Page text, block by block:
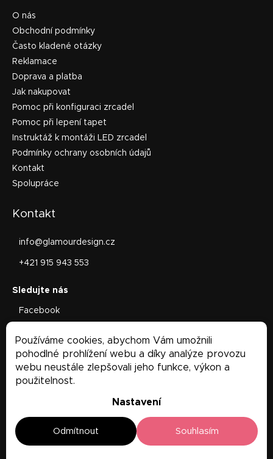
Používáme cookies, abychom Vám umožnili
pohodlné prohlížení webu a díky analýze provozu
webu neustále zlepšovali jeho funkce, výkon a
použitelnost.
Nastavení
Odmítnout Souhlasím
O nás
Obchodní podmínky
Často kladené otázky
Reklamace
Doprava a platba
Jak nakupovat
Pomoc při konfiguraci zrcadel
Pomoc při lepení tapet
Instruktáž k montáži LED zrcadel
Podmínky ochrany osobních údajů
Kontakt
Spolupráce
Kontakt
info@glamourdesign.cz
+421 915 943 553
Facebook
Facebook